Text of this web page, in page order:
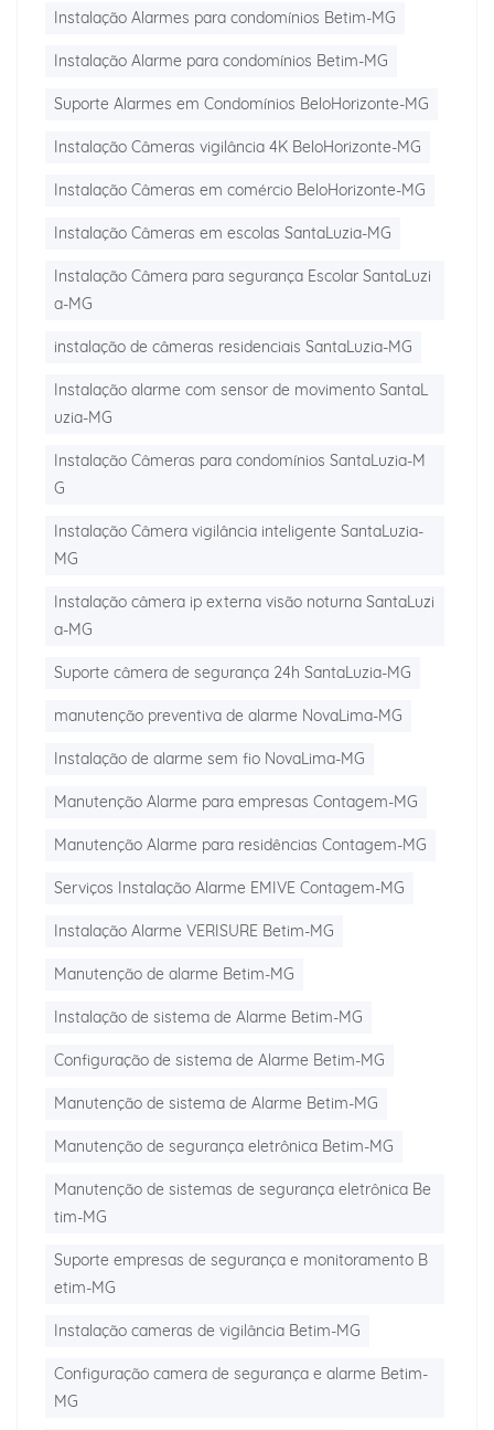
Instalação Alarmes para condomínios Betim-MG
Instalação Alarme para condomínios Betim-MG
Suporte Alarmes em Condomínios BeloHorizonte-MG
Instalação Câmeras vigilância 4K BeloHorizonte-MG
Instalação Câmeras em comércio BeloHorizonte-MG
Instalação Câmeras em escolas SantaLuzia-MG
Instalação Câmera para segurança Escolar SantaLuzi
a-MG
instalação de câmeras residenciais SantaLuzia-MG
Instalação alarme com sensor de movimento SantaL
uzia-MG
Instalação Câmeras para condomínios SantaLuzia-M
G
Instalação Câmera vigilância inteligente SantaLuzia-
MG
Instalação câmera ip externa visão noturna SantaLuzi
a-MG
Suporte câmera de segurança 24h SantaLuzia-MG
manutenção preventiva de alarme NovaLima-MG
Instalação de alarme sem fio NovaLima-MG
Manutenção Alarme para empresas Contagem-MG
Manutenção Alarme para residências Contagem-MG
Serviços Instalação Alarme EMIVE Contagem-MG
Instalação Alarme VERISURE Betim-MG
Manutenção de alarme Betim-MG
Instalação de sistema de Alarme Betim-MG
Configuração de sistema de Alarme Betim-MG
Manutenção de sistema de Alarme Betim-MG
Manutenção de segurança eletrônica Betim-MG
Manutenção de sistemas de segurança eletrônica Be
tim-MG
Suporte empresas de segurança e monitoramento B
etim-MG
Instalação cameras de vigilância Betim-MG
Configuração camera de segurança e alarme Betim-
MG